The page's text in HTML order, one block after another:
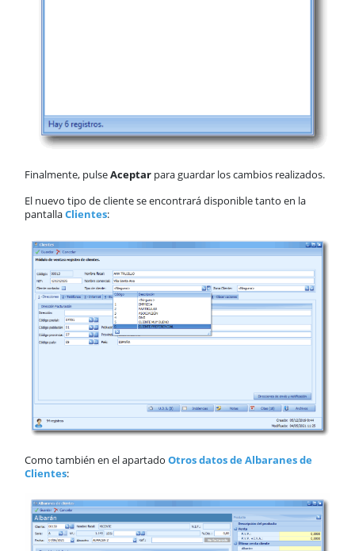
Finalmente, pulseAceptar para guardar los cambios realizados.
El nuevo tipo de cliente se encontrará disponible tanto en la
pantallaClientes:
Como también en el apartado Otros datos de Albaranes de
Clientes: